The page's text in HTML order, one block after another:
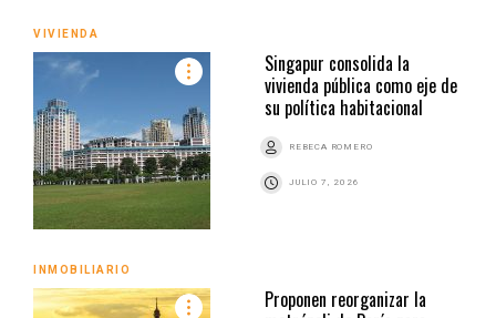
VIVIENDA
Singapur consolida la
vivienda pública como eje de
su política habitacional
REBECA ROMERO
JULIO 7, 2026
INMOBILIARIO
Proponen reorganizar la